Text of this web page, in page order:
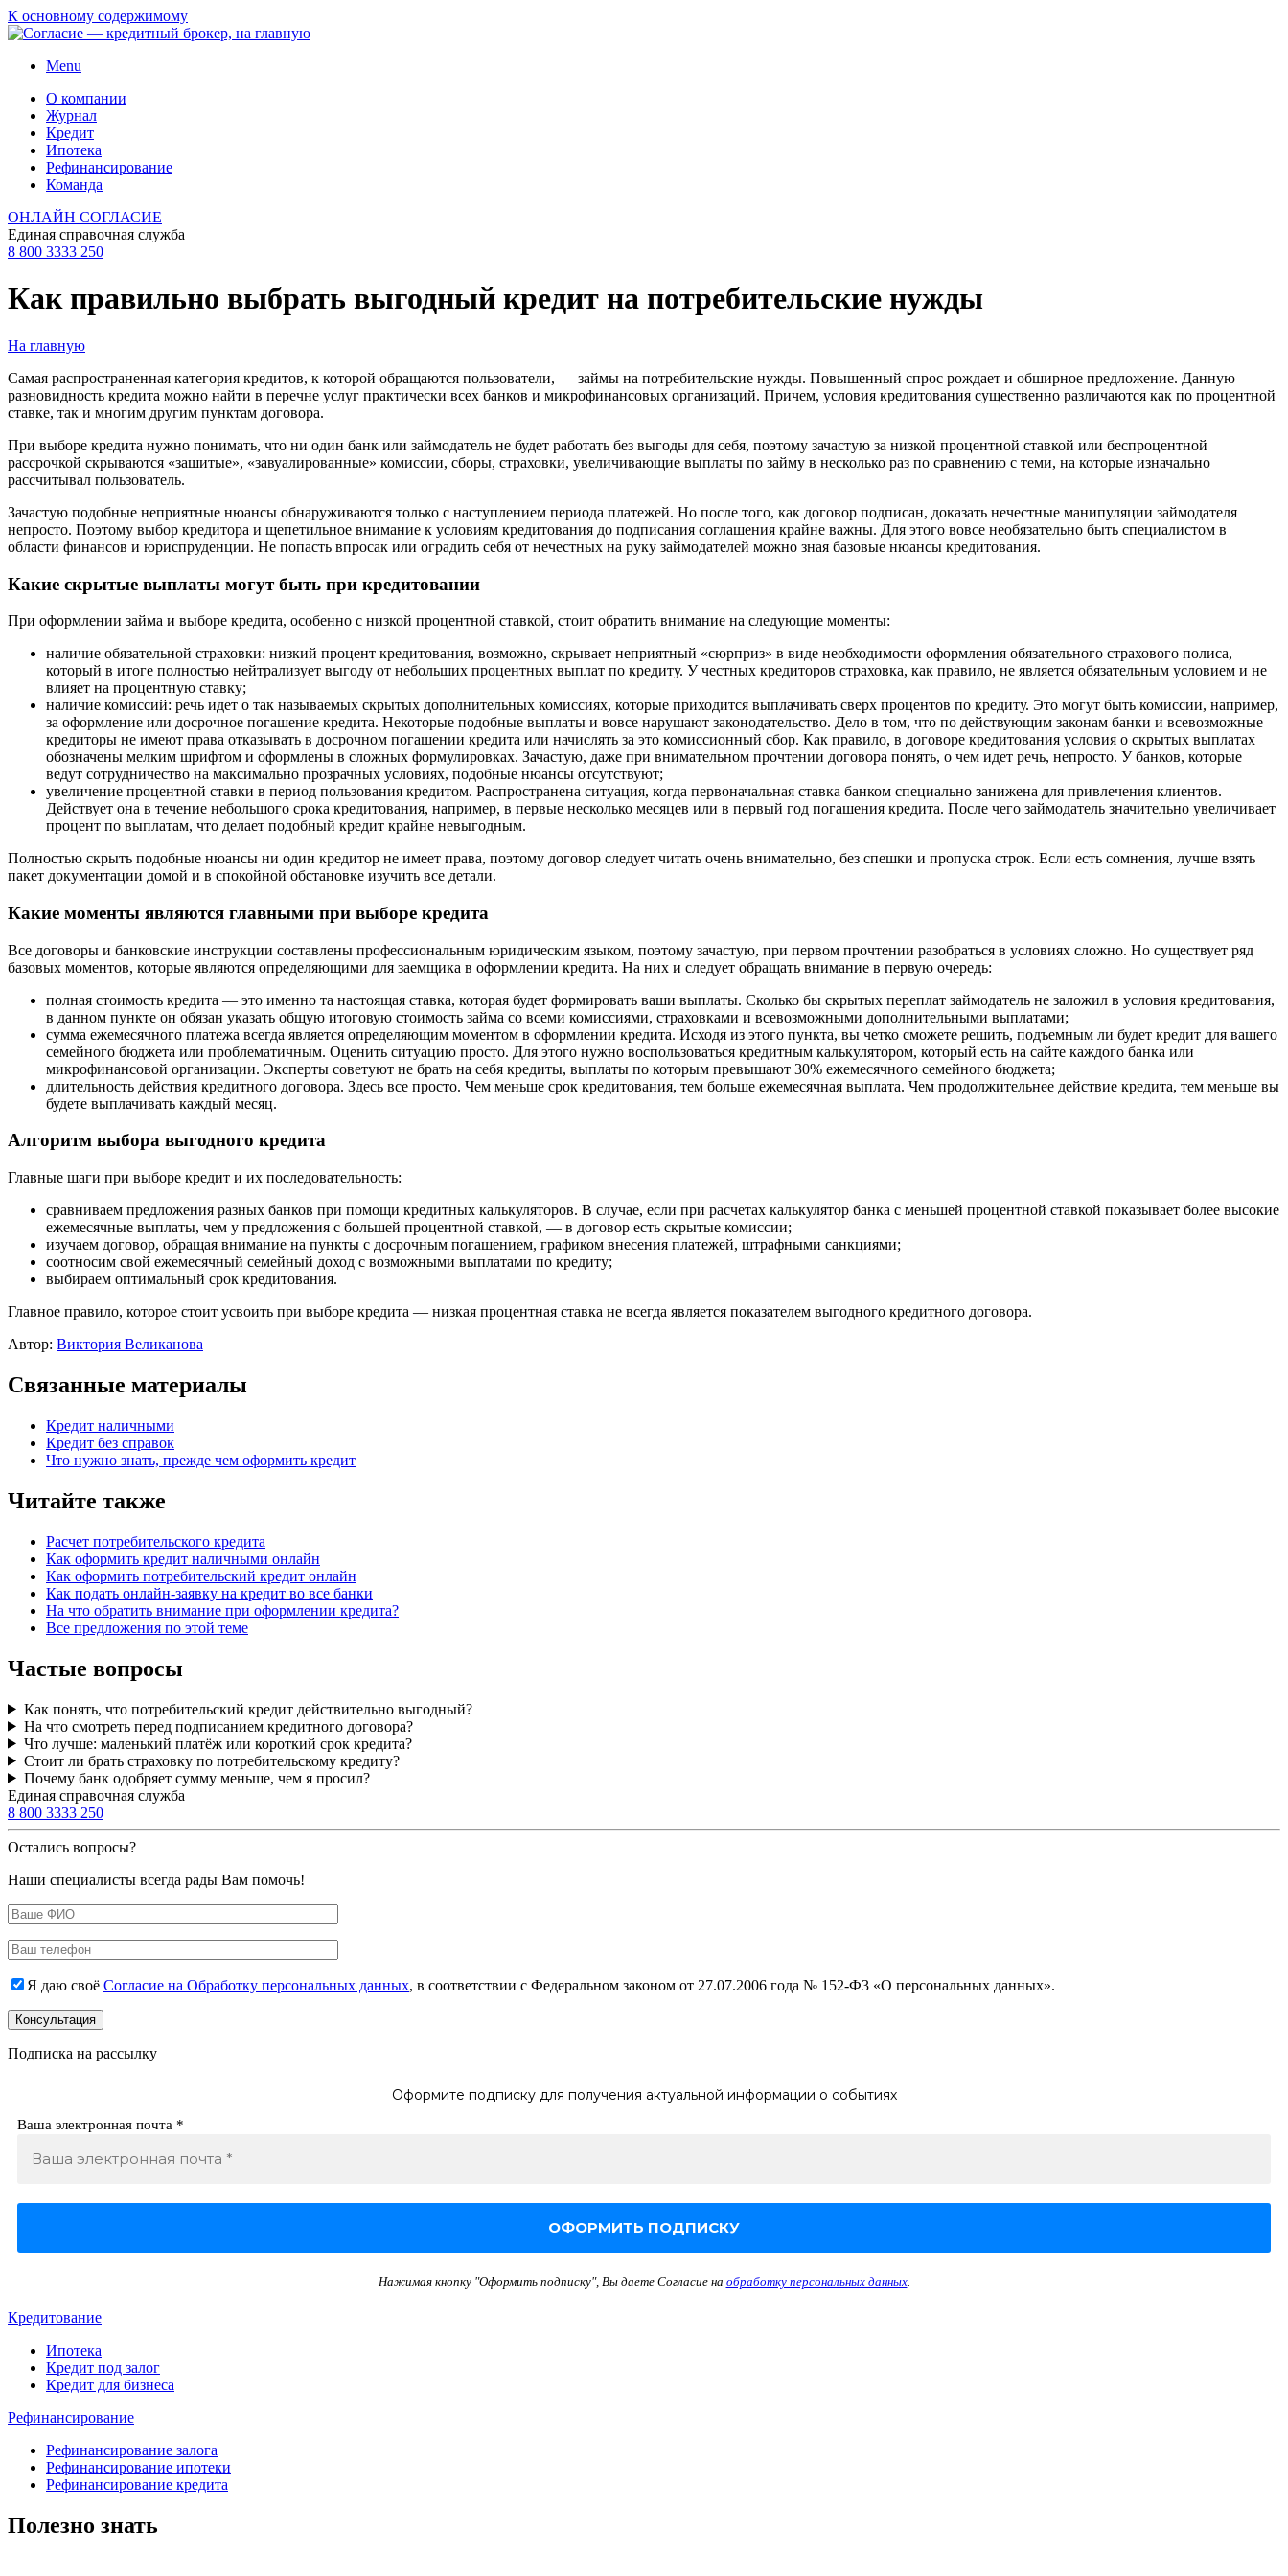
К основному содержимому
Menu
О компании
Журнал
Кредит
Ипотека
Рефинансирование
Команда
ОНЛАЙН СОГЛАСИЕ
Единая справочная служба
8 800 3333 250
Как правильно выбрать выгодный кредит на потребительские нужды
На главную
Самая распространенная категория кредитов, к которой обращаются пользователи, — займы на потребительские нужды. Повышенный спрос рождает и обширное предложение. Данную
разновидность кредита можно найти в перечне услуг практически всех банков и микрофинансовых организаций. Причем, условия кредитования существенно различаются как по процентной
ставке, так и многим другим пунктам договора.
При выборе кредита нужно понимать, что ни один банк или займодатель не будет работать без выгоды для себя, поэтому зачастую за низкой процентной ставкой или беспроцентной
рассрочкой скрываются «зашитые», «завуалированные» комиссии, сборы, страховки, увеличивающие выплаты по займу в несколько раз по сравнению с теми, на которые изначально
рассчитывал пользователь.
Зачастую подобные неприятные нюансы обнаруживаются только с наступлением периода платежей. Но после того, как договор подписан, доказать нечестные манипуляции займодателя
непросто. Поэтому выбор кредитора и щепетильное внимание к условиям кредитования до подписания соглашения крайне важны. Для этого вовсе необязательно быть специалистом в
области финансов и юриспруденции. Не попасть впросак или оградить себя от нечестных на руку займодателей можно зная базовые нюансы кредитования.
Какие скрытые выплаты могут быть при кредитовании
При оформлении займа и выборе кредита, особенно с низкой процентной ставкой, стоит обратить внимание на следующие моменты:
наличие обязательной страховки: низкий процент кредитования, возможно, скрывает неприятный «сюрприз» в виде необходимости оформления обязательного страхового полиса,
который в итоге полностью нейтрализует выгоду от небольших процентных выплат по кредиту. У честных кредиторов страховка, как правило, не является обязательным условием и не
влияет на процентную ставку;
наличие комиссий: речь идет о так называемых скрытых дополнительных комиссиях, которые приходится выплачивать сверх процентов по кредиту. Это могут быть комиссии, например,
за оформление или досрочное погашение кредита. Некоторые подобные выплаты и вовсе нарушают законодательство. Дело в том, что по действующим законам банки и всевозможные
кредиторы не имеют права отказывать в досрочном погашении кредита или начислять за это комиссионный сбор. Как правило, в договоре кредитования условия о скрытых выплатах
обозначены мелким шрифтом и оформлены в сложных формулировках. Зачастую, даже при внимательном прочтении договора понять, о чем идет речь, непросто. У банков, которые
ведут сотрудничество на максимально прозрачных условиях, подобные нюансы отсутствуют;
увеличение процентной ставки в период пользования кредитом. Распространена ситуация, когда первоначальная ставка банком специально занижена для привлечения клиентов.
Действует она в течение небольшого срока кредитования, например, в первые несколько месяцев или в первый год погашения кредита. После чего займодатель значительно увеличивает
процент по выплатам, что делает подобный кредит крайне невыгодным.
Полностью скрыть подобные нюансы ни один кредитор не имеет права, поэтому договор следует читать очень внимательно, без спешки и пропуска строк. Если есть сомнения, лучше взять
пакет документации домой и в спокойной обстановке изучить все детали.
Какие моменты являются главными при выборе кредита
Все договоры и банковские инструкции составлены профессиональным юридическим языком, поэтому зачастую, при первом прочтении разобраться в условиях сложно. Но существует ряд
базовых моментов, которые являются определяющими для заемщика в оформлении кредита. На них и следует обращать внимание в первую очередь:
полная стоимость кредита — это именно та настоящая ставка, которая будет формировать ваши выплаты. Сколько бы скрытых переплат займодатель не заложил в условия кредитования,
в данном пункте он обязан указать общую итоговую стоимость займа со всеми комиссиями, страховками и всевозможными дополнительными выплатами;
сумма ежемесячного платежа всегда является определяющим моментом в оформлении кредита. Исходя из этого пункта, вы четко сможете решить, подъемным ли будет кредит для вашего
семейного бюджета или проблематичным. Оценить ситуацию просто. Для этого нужно воспользоваться кредитным калькулятором, который есть на сайте каждого банка или
микрофинансовой организации. Эксперты советуют не брать на себя кредиты, выплаты по которым превышают 30% ежемесячного семейного бюджета;
длительность действия кредитного договора. Здесь все просто. Чем меньше срок кредитования, тем больше ежемесячная выплата. Чем продолжительнее действие кредита, тем меньше вы
будете выплачивать каждый месяц.
Алгоритм выбора выгодного кредита
Главные шаги при выборе кредит и их последовательность:
сравниваем предложения разных банков при помощи кредитных калькуляторов. В случае, если при расчетах калькулятор банка с меньшей процентной ставкой показывает более высокие
ежемесячные выплаты, чем у предложения с большей процентной ставкой, — в договор есть скрытые комиссии;
изучаем договор, обращая внимание на пункты с досрочным погашением, графиком внесения платежей, штрафными санкциями;
соотносим свой ежемесячный семейный доход с возможными выплатами по кредиту;
выбираем оптимальный срок кредитования.
Главное правило, которое стоит усвоить при выборе кредита — низкая процентная ставка не всегда является показателем выгодного кредитного договора.
Автор: Виктория Великанова
Связанные материалы
Кредит наличными
Кредит без справок
Что нужно знать, прежде чем оформить кредит
Читайте также
Расчет потребительского кредита
Как оформить кредит наличными онлайн
Как оформить потребительский кредит онлайн
Как подать онлайн-заявку на кредит во все банки
На что обратить внимание при оформлении кредита?
Все предложения по этой теме
Частые вопросы
Как понять, что потребительский кредит действительно выгодный?
На что смотреть перед подписанием кредитного договора?
Что лучше: маленький платёж или короткий срок кредита?
Стоит ли брать страховку по потребительскому кредиту?
Почему банк одобряет сумму меньше, чем я просил?
Единая справочная служба
8 800 3333 250
Остались вопросы?
Наши специалисты всегда рады Вам помочь!
Я даю своё Согласие на Обработку персональных данных, в соответствии с Федеральном законом от 27.07.2006 года № 152-Ф3 «О персональных данных».
Подписка на рассылку
Оформите подписку для получения актуальной информации о событиях
Ваша электронная почта *
Нажимая кнопку "Оформить подписку", Вы даете Согласие на обработку персональных данных.
Кредитование
Ипотека
Кредит под залог
Кредит для бизнеса
Рефинансирование
Рефинансирование залога
Рефинансирование ипотеки
Рефинансирование кредита
Полезно знать